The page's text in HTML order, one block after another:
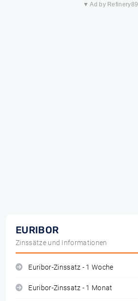
▼ Ad by Refinery89
EURIBOR
Zinssätze und Informationen
Euribor-Zinssatz - 1 Woche
Euribor-Zinssatz - 1 Monat